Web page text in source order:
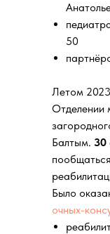
50
Летом
Отделении
Балтым. 30
Было
очных-